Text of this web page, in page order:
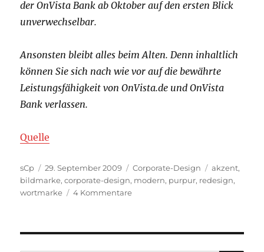
der OnVista Bank ab Oktober auf den ersten Blick
unverwechselbar.
Ansonsten bleibt alles beim Alten. Denn inhaltlich
können Sie sich nach wie vor auf die bewährte
Leistungsfähigkeit von OnVista.de und OnVista
Bank verlassen.
Quelle
Autor
sCp
Veröffentlicht
am
29. September 2009 Kategorien
Corporate-Design Schlagwörter
akzent,
bildmarke,corporate-design, modern, purpur, redesign,
wortmarke
4 Kommentarezu